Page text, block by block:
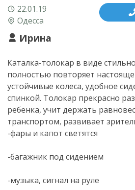
22.01.19
Одесса
Ирина
Каталка-толокар в виде
полностью повторяет
устойчивые колеса, удобное
спинкой. Толокар прекрасно
ребенка, учит держать
транспортом, развивает
-фары и капот светятся
-багажник под сидением
-музыка, сигнал на руле